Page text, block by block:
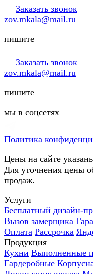
Заказать звонок
zov.mkala@mail.ru
пишите
Заказать звонок
zov.mkala@mail.ru
пишите
мы в соцсетях
Политика
Цены на сайте
Для уточнения цены
продаж.
Услуги
Бесплатный дизайн-
Вызов замерщика
Оплата Рассрочка
Продукция
Кухни Выполненные
Гардеробные